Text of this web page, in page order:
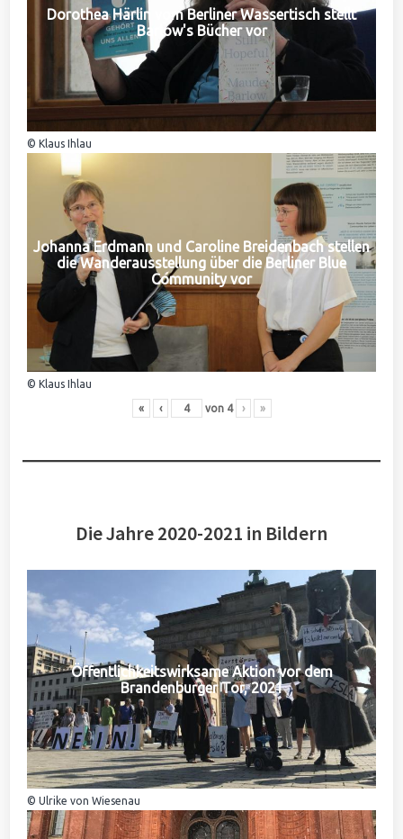
Dorothea Härlin vom Berliner Wassertisch stellt
Barlow's Bücher vor
© Klaus Ihlau
Johanna Erdmann und Caroline Breidenbach stellen
die Wanderausstellung über die Berliner Blue
Community vor
© Klaus Ihlau
« ‹ von 4 › »
Die Jahre 2020-2021 in Bildern
Öffentlichkeitswirksame Aktion vor dem
Brandenburger Tor, 2021
© Ulrike von Wiesenau